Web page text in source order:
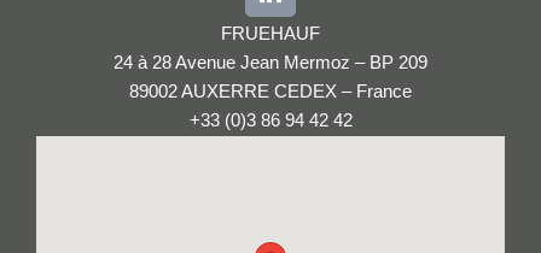
FRUEHAUF
24 à 28 Avenue Jean Mermoz – BP 209
89002 AUXERRE CEDEX – France
+33 (0)3 86 94 42 42